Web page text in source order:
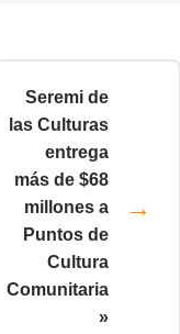
Seremi de
las Culturas
entrega
más de $68
millones a
Puntos de
Cultura
Comunitaria
»